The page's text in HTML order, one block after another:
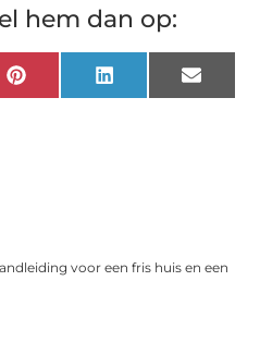
hem dan op:
Pinterest LinkedIn Email
voor een fris huis en een